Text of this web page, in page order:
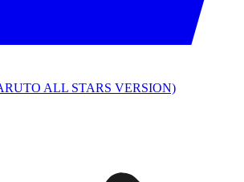
ALL STARS VERSION)